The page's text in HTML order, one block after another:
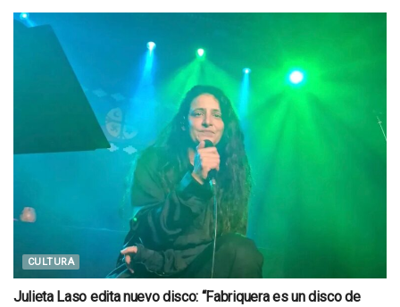
CULTURA
Julieta Laso edita nuevo disco: “Fabriquera es un disco de